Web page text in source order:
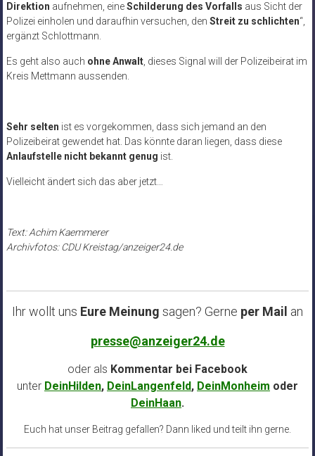
Direktion aufnehmen, eineSchilderung des Vorfalls aus Sicht der
Polizei einholen und daraufhin versuchen, den Streit zu schlichten“,
ergänzt Schlottmann.
Es geht also auch ohne Anwalt, dieses Signal will der Polizeibeirat im
Kreis Mettmann aussenden.
Sehr selten ist es vorgekommen, dass sich jemand an den
Polizeibeirat gewendet hat. Das könnte daran liegen, dass diese
Anlaufstelle nicht bekannt genug ist.
Vielleicht ändert sich das aber jetzt…
Text: Achim Kaemmerer
Archivfotos: CDU Kreistag/anzeiger24.de
Ihr wollt uns Eure Meinung sagen? Gerne per Mail an
presse@anzeiger24.de
oder als Kommentar bei Facebook
unter DeinHilden, DeinLangenfeld, DeinMonheim oder
DeinHaan.
Euch hat unser Beitrag gefallen? Dann liked und teilt ihn gerne.